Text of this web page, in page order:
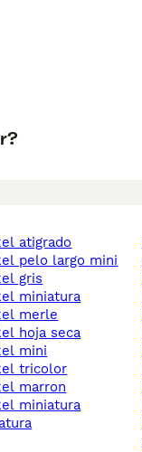
atigrado
pelo largo mini
gris
miniatura
merle
hoja seca
mini
tricolor
marron